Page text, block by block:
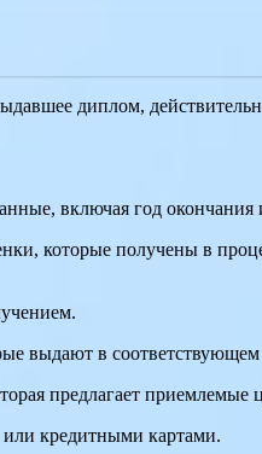
диплом,
включая год окончания
которые получены в
выдают в соответствующем
предлагает приемлемые
кредитными картами.